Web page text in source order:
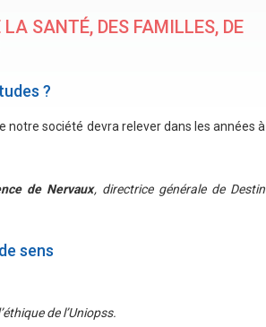
SANTÉ, DES FAMILLES, DE
?
société devra relever dans les années à
de Nervaux, directrice générale de Destin
sens
de l’Uniopss.